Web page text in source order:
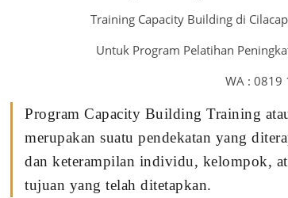
Training Capacity Building di
Untuk Program Pelatihan
WA : 0819
Program Capacity Building Training
merupakan suatu pendekatan yang
dan keterampilan individu, kelompok,
tujuan yang telah ditetapkan.